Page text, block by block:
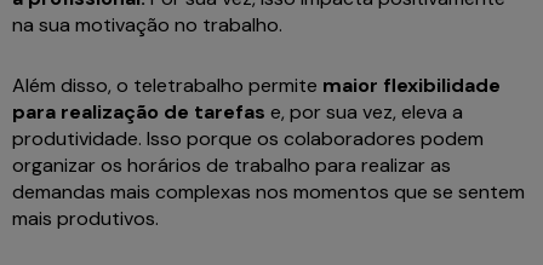
na sua motivação no trabalho.
Além disso, o teletrabalho permite maior flexibilidade
para realização de tarefas e, por sua vez, eleva a
produtividade. Isso porque os colaboradores podem
organizar os horários de trabalho para realizar as
demandas mais complexas nos momentos que se sentem
mais produtivos.